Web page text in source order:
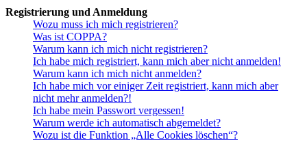
Registrierung und Anmeldung
Wozu muss ich mich registrieren?
Was ist COPPA?
Warum kann ich mich nicht registrieren?
Ich habe mich registriert, kann mich aber nicht anmelden!
Warum kann ich mich nicht anmelden?
Ich habe mich vor einiger Zeit registriert, kann mich aber
nicht mehr anmelden?!
Ich habe mein Passwort vergessen!
Warum werde ich automatisch abgemeldet?
Wozu ist die Funktion „Alle Cookies löschen“?